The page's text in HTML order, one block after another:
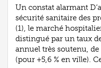
Un constat alarmant
sécurité sanitaire des
(1), le marché
distingué par un taux
annuel très soutenu, de
(pour +5,6 % en ville).